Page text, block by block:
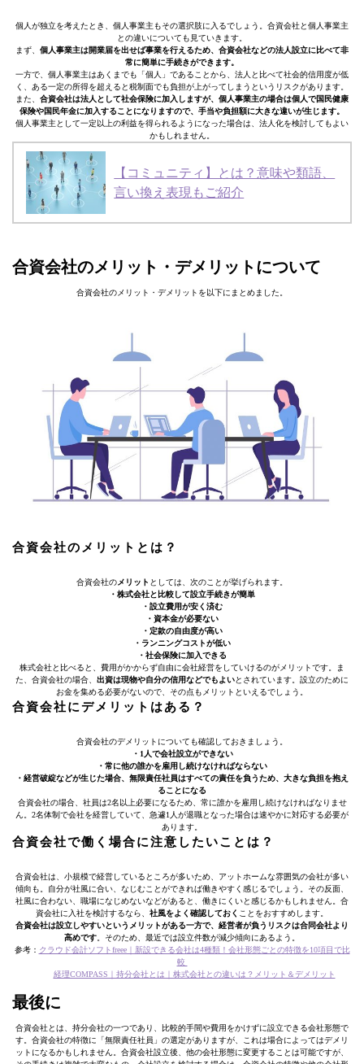
個人が独立を考えたとき、個人事業主もその選択肢に入るでしょう。合資会社と個人事業主
との違いについても見ていきます。
まず、 個人事業主は開業届を出せば事業を行えるため、合資会社などの法人設立に比べて非
常に簡単に手続きができます。
一方で、個人事業主はあくまでも「個人」であることから、法人と比べて社会的信用度が低
く、ある一定の所得を超えると税制面でも負担が上がってしまうというリスクがあります。
また、 合資会社は法人として社会保険に加入しますが、個人事業主の場合は個人で国民健康
保険や国民年金に加入することになりますので、手当や負担額に大きな違いが生じます。
個人事業主として一定以上の利益を得られるようになった場合は、法人化を検討してもよい
かもしれません。
【コミュニティ】とは？意味や類語、
言い換え表現もご紹介
合資会社のメリット・デメリットについて
合資会社のメリット・デメリットを以下にまとめました。
合資会社のメリットとは？
合資会社のメリット としては、次のことが挙げられます。
・株式会社と比較して設立手続きが簡単
・設立費用が安く済む
・資本金が必要ない
・定款の自由度が高い
・ランニングコストが低い
・社会保険に加入できる
株式会社と比べると、費用がかからず自由に会社経営をしていけるのがメリットです。ま
た、合資会社の場合、 出資は現物や自分の信用などでもよいとされています。設立のために
お金を集める必要がないので、その点もメリットといえるでしょう。
合資会社にデメリットはある？
合資会社のデメリットについても確認しておきましょう。
・1人で会社設立ができない
・常に他の誰かを雇用し続けなければならない
・経営破綻などが生じた場合、無限責任社員はすべての責任を負うため、大きな負担を抱え
ることになる
合資会社の場合、社員は2名以上必要になるため、常に誰かを雇用し続けなければなりませ
ん。2名体制で会社を経営していて、急遽1人が退職となった場合は速やかに対応する必要が
あります。
合資会社で働く場合に注意したいことは？
合資会社は、小規模で経営しているところが多いため、アットホームな雰囲気の会社が多い
傾向も。自分が社風に合い、なじむことができれば働きやすく感じるでしょう。その反面、
社風に合わない、職場になじめないなどがあると、働きにくいと感じるかもしれません。合
資会社に入社を検討するなら、 社風をよく確認しておく ことをおすすめします。
合資会社は設立しやすいというメリットがある一方で、経営者が負うリスクは合同会社より
高めです。そのため、最近では設立件数が減少傾向にあるよう。
参考： クラウド会計ソフトfreee｜新設できる会社は4種類！会社形態ごとの特徴を10項目で比
較
経理COMPASS｜持分会社とは｜株式会社との違いは？メリット＆デメリット
最後に
合資会社とは、持分会社の一つであり、比較的手間や費用をかけずに設立できる会社形態で
す。合資会社の特徴に「無限責任社員」の選定がありますが、これは場合によってはデメリ
ットになるかもしれません。合資会社設立後、他の会社形態に変更することは可能ですが、